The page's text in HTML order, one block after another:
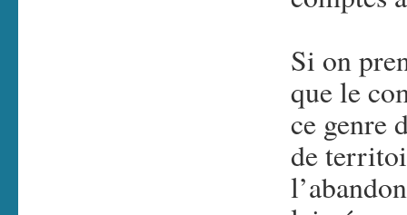
Si on
que le
ce genre
de